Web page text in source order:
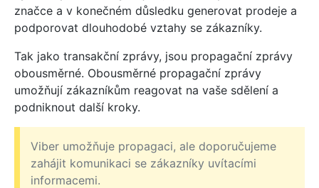
značce a v konečném důsledku generovat prodeje a
podporovat dlouhodobé vztahy se zákazníky.
Tak jako transakční zprávy, jsou propagační zprávy
obousměrné. Obousměrné propagační zprávy
umožňují zákazníkům reagovat na vaše sdělení a
podniknout další kroky.
Viber umožňuje propagaci, ale doporučujeme
zahájit komunikaci se zákazníky uvítacími
informacemi.